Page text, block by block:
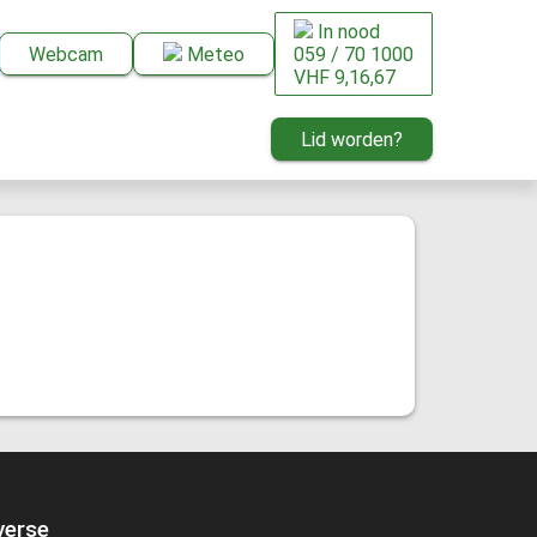
Webcam Meteo
In nood
059 / 70 1000
VHF 9,16,67
Lid worden?